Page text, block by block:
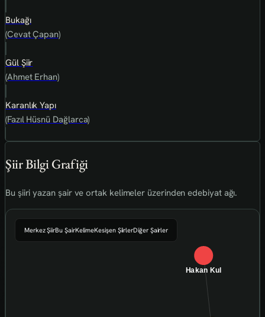
Bukağı
(Cevat Çapan)
Gül Şiir
(Ahmet Erhan)
Karanlık Yapı
(Fazıl Hüsnü Dağlarca)
Şiir Bilgi Grafiği
Bu şiiri yazan şair ve ortak kelimeler üzerinden edebiyat ağı.
Merkez ŞiirBu ŞairKelimeKesişen ŞiirlerDiğer Şairler